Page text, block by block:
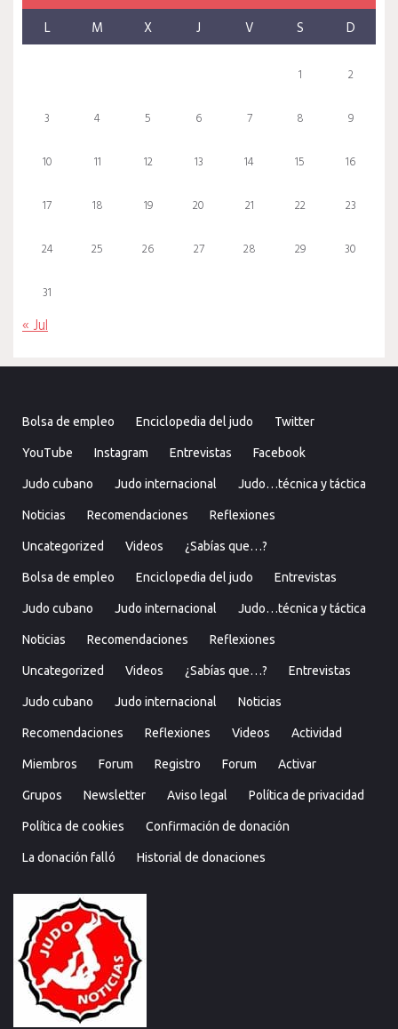
L M X J V S D
1 2
3 4 5 6 7 8 9
10 11 12 13 14 15 16
17 18 19 20 21 22 23
24 25 26 27 28 29 30
31
« Jul
Bolsa de empleo Enciclopedia del judo Twitter
YouTube Instagram Entrevistas Facebook
Judo cubano Judo internacional Judo…técnica y táctica
Noticias Recomendaciones Reflexiones
Uncategorized Videos ¿Sabías que…?
Bolsa de empleo Enciclopedia del judo Entrevistas
Judo cubano Judo internacional Judo…técnica y táctica
Noticias Recomendaciones Reflexiones
Uncategorized Videos ¿Sabías que…? Entrevistas
Judo cubano Judo internacional Noticias
Recomendaciones Reflexiones Videos Actividad
Miembros Forum Registro Forum Activar
Grupos Newsletter Aviso legal Política de privacidad
Política de cookies Confirmación de donación
La donación falló Historial de donaciones